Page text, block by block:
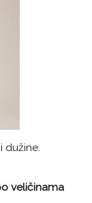
dužine.
veličinama